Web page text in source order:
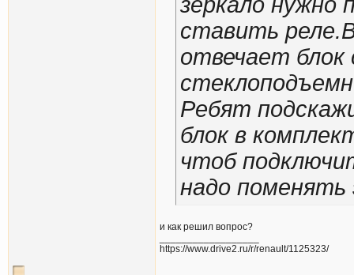
ставить
отвечает
Ребят
блок в
чтоб
надо поменять
и как решил вопрос?
https://www.drive2.ru/r/renault/1125323/